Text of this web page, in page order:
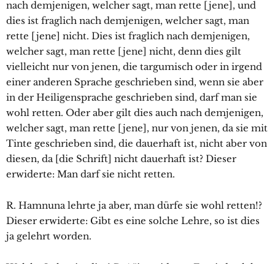
nach demjenigen, welcher sagt, man rette [jene], und
dies ist fraglich nach demjenigen, welcher sagt, man
rette [jene] nicht. Dies ist fraglich nach demjenigen,
welcher sagt, man rette [jene] nicht, denn dies gilt
vielleicht nur von jenen, die targumisch oder in irgend
einer anderen Sprache geschrieben sind, wenn sie aber
in der Heiligensprache geschrieben sind, darf man sie
wohl retten. Oder aber gilt dies auch nach demjenigen,
welcher sagt, man rette [jene], nur von jenen, da sie mit
Tinte geschrieben sind, die dauerhaft ist, nicht aber von
diesen, da [die Schrift] nicht dauerhaft ist? Dieser
erwiderte: Man darf sie nicht retten.
R. Hamnuna lehrte ja aber, man dürfe sie wohl retten!?
Dieser erwiderte: Gibt es eine solche Lehre, so ist dies
ja gelehrt worden.